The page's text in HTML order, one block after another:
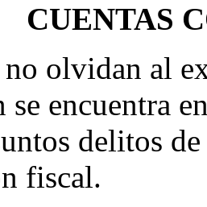
CUENTAS
no olvidan al
encuentra
delitos
fiscal.